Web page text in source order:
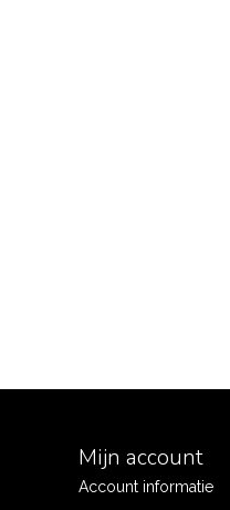
Mijn account
Account informatie